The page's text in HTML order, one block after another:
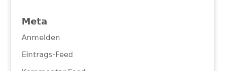
Meta
Anmelden
Eintrags-Feed